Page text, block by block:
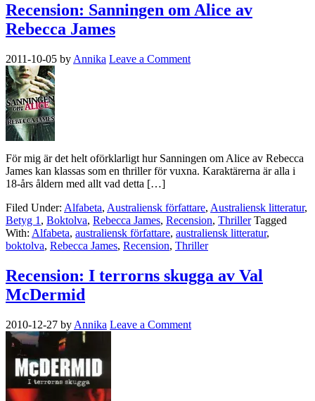
Recension: Sanningen om Alice av
Rebecca James
2011-10-05 by Annika Leave a Comment
För mig är det helt oförklarligt hur Sanningen om Alice av Rebecca
James kan klassas som en thriller för vuxna. Karaktärerna är alla i
18-års åldern med allt vad detta […]
Filed Under: Alfabeta, Australiensk författare, Australiensk litteratur,
Betyg 1 , Boktolva, Rebecca James, Recension, Thriller Tagged
With: Alfabeta, australiensk författare, australiensk litteratur,
boktolva, Rebecca James, Recension, Thriller
Recension: I terrorns skugga av Val
McDermid
2010-12-27 by Annika Leave a Comment